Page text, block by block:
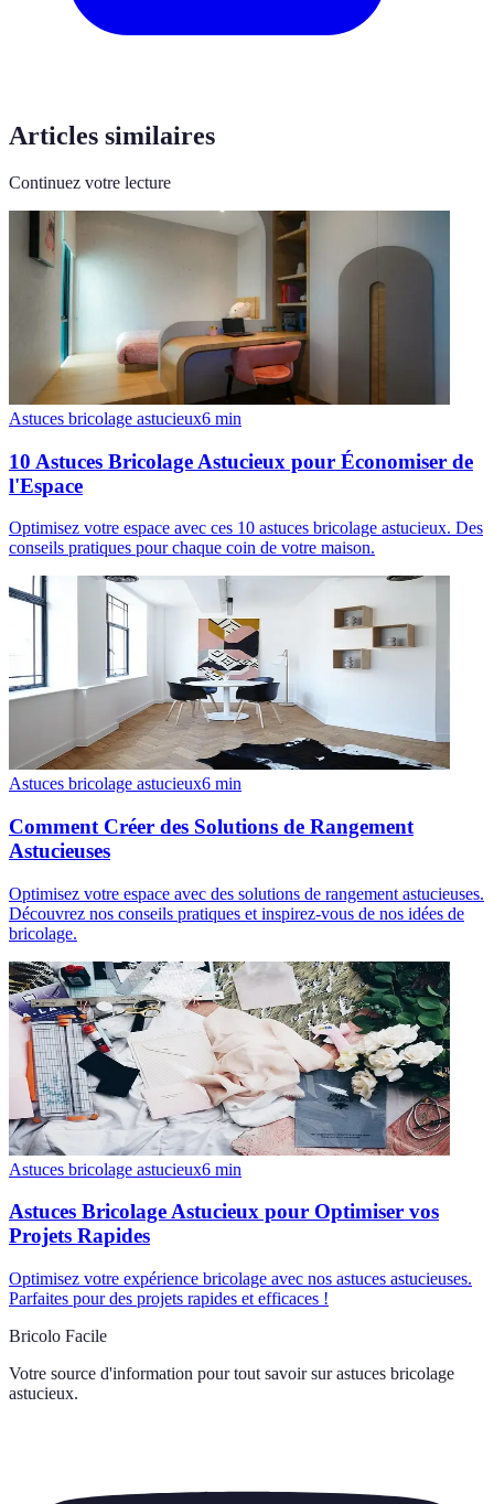
Articles similaires
Continuez votre lecture
Astuces bricolage astucieux6 min
10 Astuces Bricolage Astucieux pour Économiser de
l'Espace
Optimisez votre espace avec ces 10 astuces bricolage astucieux. Des
conseils pratiques pour chaque coin de votre maison.
Astuces bricolage astucieux6 min
Comment Créer des Solutions de Rangement
Astucieuses
Optimisez votre espace avec des solutions de rangement astucieuses.
Découvrez nos conseils pratiques et inspirez-vous de nos idées de
bricolage.
Astuces bricolage astucieux6 min
Astuces Bricolage Astucieux pour Optimiser vos
Projets Rapides
Optimisez votre expérience bricolage avec nos astuces astucieuses.
Parfaites pour des projets rapides et efficaces !
Bricolo Facile
Votre source d'information pour tout savoir sur astuces bricolage
astucieux.